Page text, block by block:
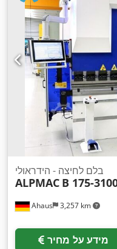
Ahaus 3,257 km
בלם לחיצה - הידראולי
ALPMAC B 175-
מידע על מחיר